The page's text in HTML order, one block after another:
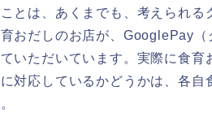
とは、あくまでも、考えられる
おだしのお店が、GooglePay（
いただいています。実際に食
対応しているかどうかは、各自